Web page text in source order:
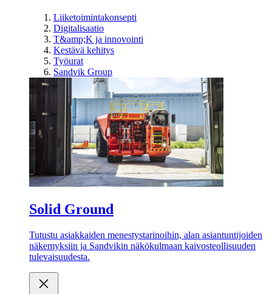
Liiketoimintakonsepti
Digitalisaatio
T&amp;K ja innovointi
Kestävä kehitys
Työurat
Sandvik Group
Solid Ground
Tutustu asiakkaiden menestystarinoihin, alan asiantuntijoiden
näkemyksiin ja Sandvikin näkökulmaan kaivosteollisuuden
tulevaisuudesta.